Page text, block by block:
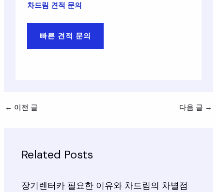
차드림 견적 문의
빠른 견적 문의
← 이전 글 다음 글 →
Related Posts
장기렌터카 필요한 이유와 차드림의 차별점